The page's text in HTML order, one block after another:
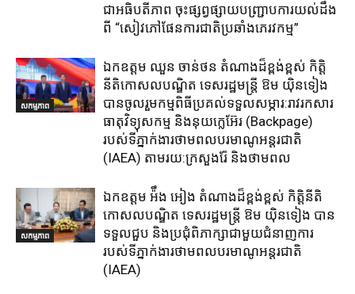
ជាអធិបតីភាព​ ចុះផ្សព្វផ្សាយ​បញ្ជ្រាប​ការ​យល់​ដឹង​
ពី​ “សៀវភៅផែនការជាតិប្រឆាំងភេរវកម្ម”
សកម្មភាព
ឯកឧត្តម ឈួន​ ចាន់ថន​ តំណាងដ៏ខ្ពង់ខ្ពស់ កិត្តិ
នីតិកោសលបណ្ឌិត ទេសរដ្ឋមន្ត្រី ឱម យ៉ិនទៀង
បានចូលរួមកម្មពិធីប្រគល់ទទួលសម្ភារ:​រាវរកសារ
ធាតុវិទ្យុសកម្ម​ និង​នុយក្លេអ៊ែរ​ (Backpage)
របស់ទីភ្នាក់ងារថាមពលបរមាណូអន្តរជាតិ
(IAEA) តាមរយ:ក្រសួងរ៉ែ និងថាមពល​
សកម្មភាព
ឯកឧត្តម អ៉ឹង អៀង តំណាងដ៏ខ្ពង់ខ្ពស់ កិត្តិនីតិ
កោសលបណ្ឌិត ទេសរដ្ឋមន្ត្រី ឱម យ៉ិនទៀង បាន
ទទួលជួប និងប្រជុំពិភាក្សាជាមួយជំនាញការ
របស់ទីភ្នាក់ងារថាមពលបរមាណូអន្តរជាតិ
(IAEA)